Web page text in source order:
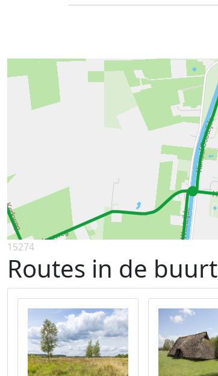
15274
Routes in de buurt